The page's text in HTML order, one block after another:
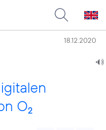
18.12.2020
O2